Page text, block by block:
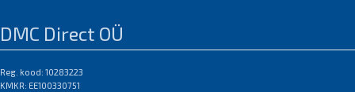
DMC Direct OÜ
Reg. kood: 10283223
KMKR: EE100330751